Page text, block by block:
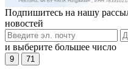
Подпишитесь на нашу
новостей
и выберите большее число
9 71